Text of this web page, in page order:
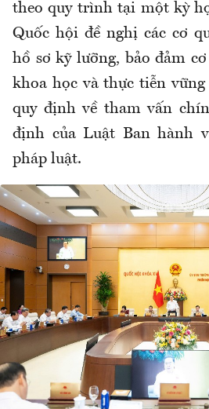
theo quy trình tại một kỳ
Quốc hội đề nghị các cơ
hồ sơ kỹ lưỡng, bảo đảm
khoa học và thực tiễn
quy định về tham vấn
định của Luật Ban hành
pháp luật.